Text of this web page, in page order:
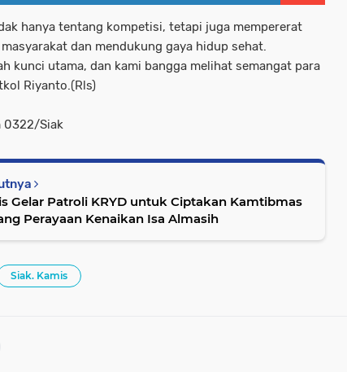
hanya tentang kompetisi, tetapi juga mempererat
dan mendukung gaya hidup sehat.
kunci utama, dan kami bangga melihat semangat para
Riyanto.(Rls)
0322/Siak
Gelar Patroli KRYD untuk Ciptakan Kamtibmas
Perayaan Kenaikan Isa Almasih
Siak. Kamis